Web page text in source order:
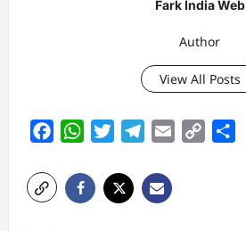
Fark India Web
Author
View All Posts
FacebookWhatsAppTwitterTelegram
Email
Copy